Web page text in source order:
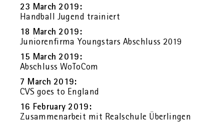
23 March 2019:
Hand­ball Ju­gend trai­niert
18 March 2019:
Ju­nio­ren­fir­ma Young­s­tars Ab­schluss 2019
15 March 2019:
Ab­schluss Wo­To­Com
7 March 2019:
CVS goes to Eng­land
16 Fe­bru­ary 2019:
Zu­sam­men­ar­beit mit Re­al­schu­le Über­lin­gen